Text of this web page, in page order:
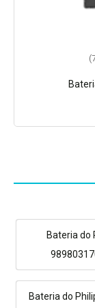
Bateria do
Bateria do